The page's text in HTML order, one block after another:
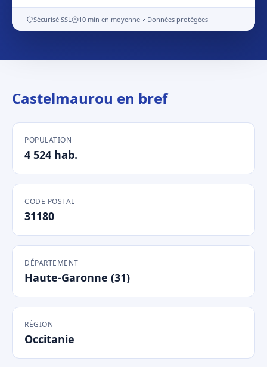
Sécurisé SSL 10 min en moyenne Données protégées
Castelmaurou en bref
POPULATION
4 524 hab.
CODE POSTAL
31180
DÉPARTEMENT
Haute-Garonne (31)
RÉGION
Occitanie